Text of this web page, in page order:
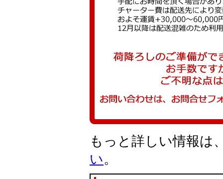
もっと詳しい情報は
い。